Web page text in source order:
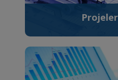
Projeler